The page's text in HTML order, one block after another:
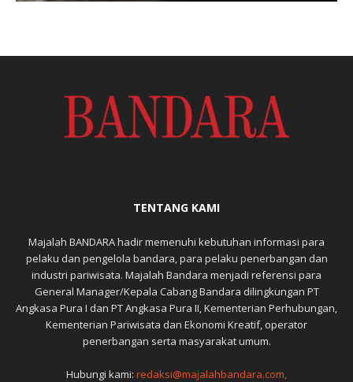
TENTANG KAMI
Majalah BANDARA hadir memenuhi kebutuhan informasi para
pelaku dan pengelola bandara, para pelaku penerbangan dan
industri pariwisata. Majalah Bandara menjadi referensi para
General Manager/Kepala Cabang Bandara dilingkungan PT
Angkasa Pura I dan PT Angkasa Pura II, Kementerian Perhubungan,
Kementerian Pariwisata dan Ekonomi Kreatif, operator
penerbangan serta masyarakat umum.
Hubungi kami: redaksi@majalahbandara.com,